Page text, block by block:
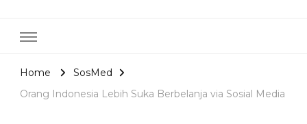
Home
SosMed
Orang Indonesia Lebih Suka Berbelanja via Sosial Media